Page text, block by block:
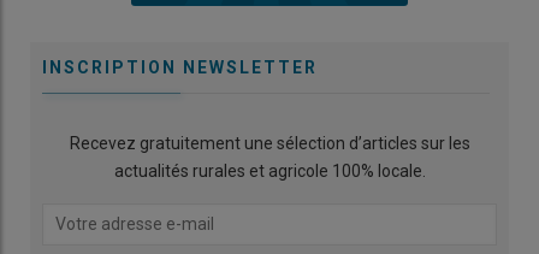
INSCRIPTION NEWSLETTER
Recevez gratuitement une sélection d’articles sur les
actualités rurales et agricole 100% locale.